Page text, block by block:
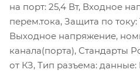
на порт: 25,4 Вт, Входное
перем.тока, Защита по току:
Выходное напряжение,
канала(порта), Стандарты
от КЗ, Тип разъема: данные: